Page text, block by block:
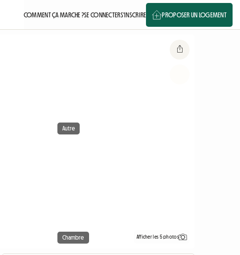
COMMENT ÇA MARCHE ?SE CONNECTERS'INSCRIRE PROPOSER UN LOGEMENT
Autre
Chambre Afficher les 5 photos